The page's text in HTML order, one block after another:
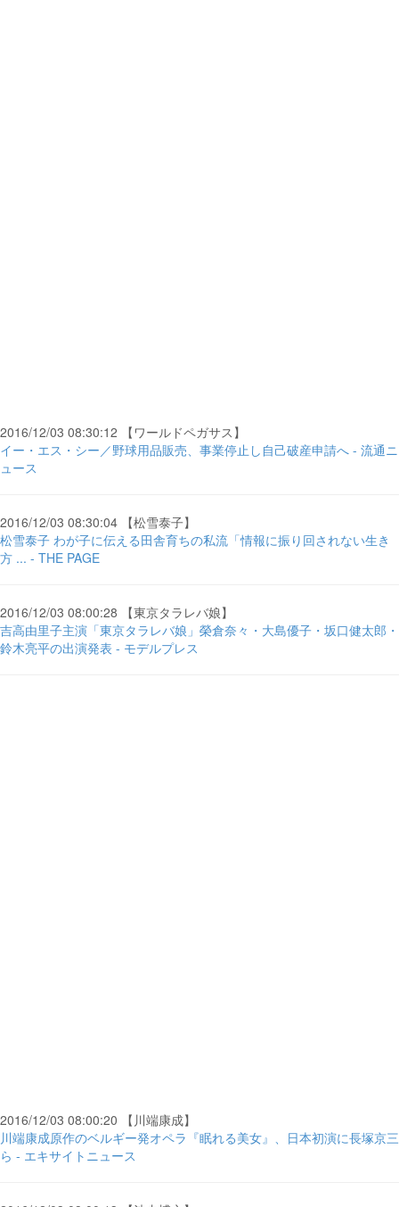
2016/12/03 08:30:12 【ワールドペガサス】
イー・エス・シー／野球用品販売、事業停止し自己破産申請へ - 流通ニ
ュース
2016/12/03 08:30:04 【松雪泰子】
松雪泰子 わが子に伝える田舎育ちの私流「情報に振り回されない生き
方 ... - THE PAGE
2016/12/03 08:00:28 【東京タラレバ娘】
吉高由里子主演「東京タラレバ娘」榮倉奈々・大島優子・坂口健太郎・
鈴木亮平の出演発表 - モデルプレス
2016/12/03 08:00:20 【川端康成】
川端康成原作のベルギー発オペラ『眠れる美女』、日本初演に長塚京三
ら - エキサイトニュース